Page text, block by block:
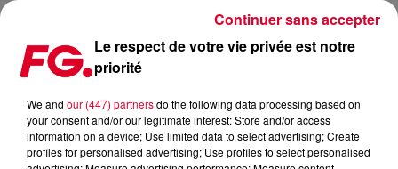
FG MIX DANCE : EDX
Le respect de votre vie privée est notre
priorité
We and our (447) partnersdo the following data processing based on
your consent and/or our legitimate interest: Store and/or access
information on a device; Use limited data to select advertising; Create
profiles for personalised advertising; Use profiles to select personalised
Continuer sans accepter